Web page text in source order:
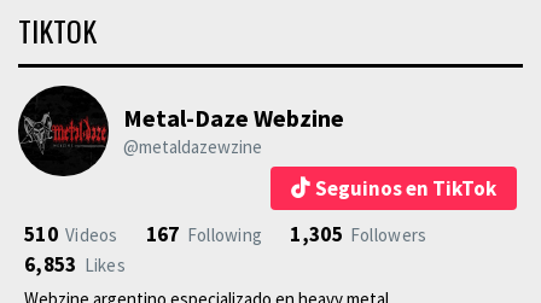
TIKTOK
Metal-Daze Webzine
@metaldazewzine
Seguinos en TikTok
510 Videos 167 Following 1,305 Followers
6,853 Likes